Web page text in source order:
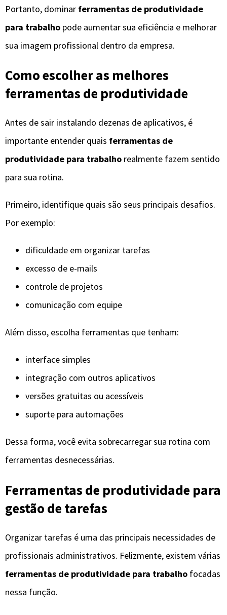
Portanto, dominar ferramentas de produtividade
para trabalho pode aumentar sua eficiência e melhorar
sua imagem profissional dentro da empresa.
Como escolher as melhores
ferramentas de produtividade
Antes de sair instalando dezenas de aplicativos, é
importante entender quais ferramentas de
produtividade para trabalho realmente fazem sentido
para sua rotina.
Primeiro, identifique quais são seus principais desafios.
Por exemplo:
dificuldade em organizar tarefas
excesso de e-mails
controle de projetos
comunicação com equipe
Além disso, escolha ferramentas que tenham:
interface simples
integração com outros aplicativos
versões gratuitas ou acessíveis
suporte para automações
Dessa forma, você evita sobrecarregar sua rotina com
ferramentas desnecessárias.
Ferramentas de produtividade para
gestão de tarefas
Organizar tarefas é uma das principais necessidades de
profissionais administrativos. Felizmente, existem várias
ferramentas de produtividade para trabalho focadas
nessa função.